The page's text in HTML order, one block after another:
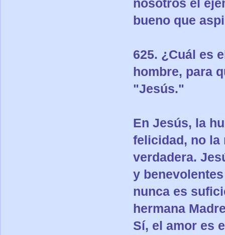
nosotros el
bueno que
625. ¿Cuál es
hombre, para
"Jesús."
En Jesús, la
felicidad, no la
verdadera.
y
nunca es
hermana
Sí, el amor es